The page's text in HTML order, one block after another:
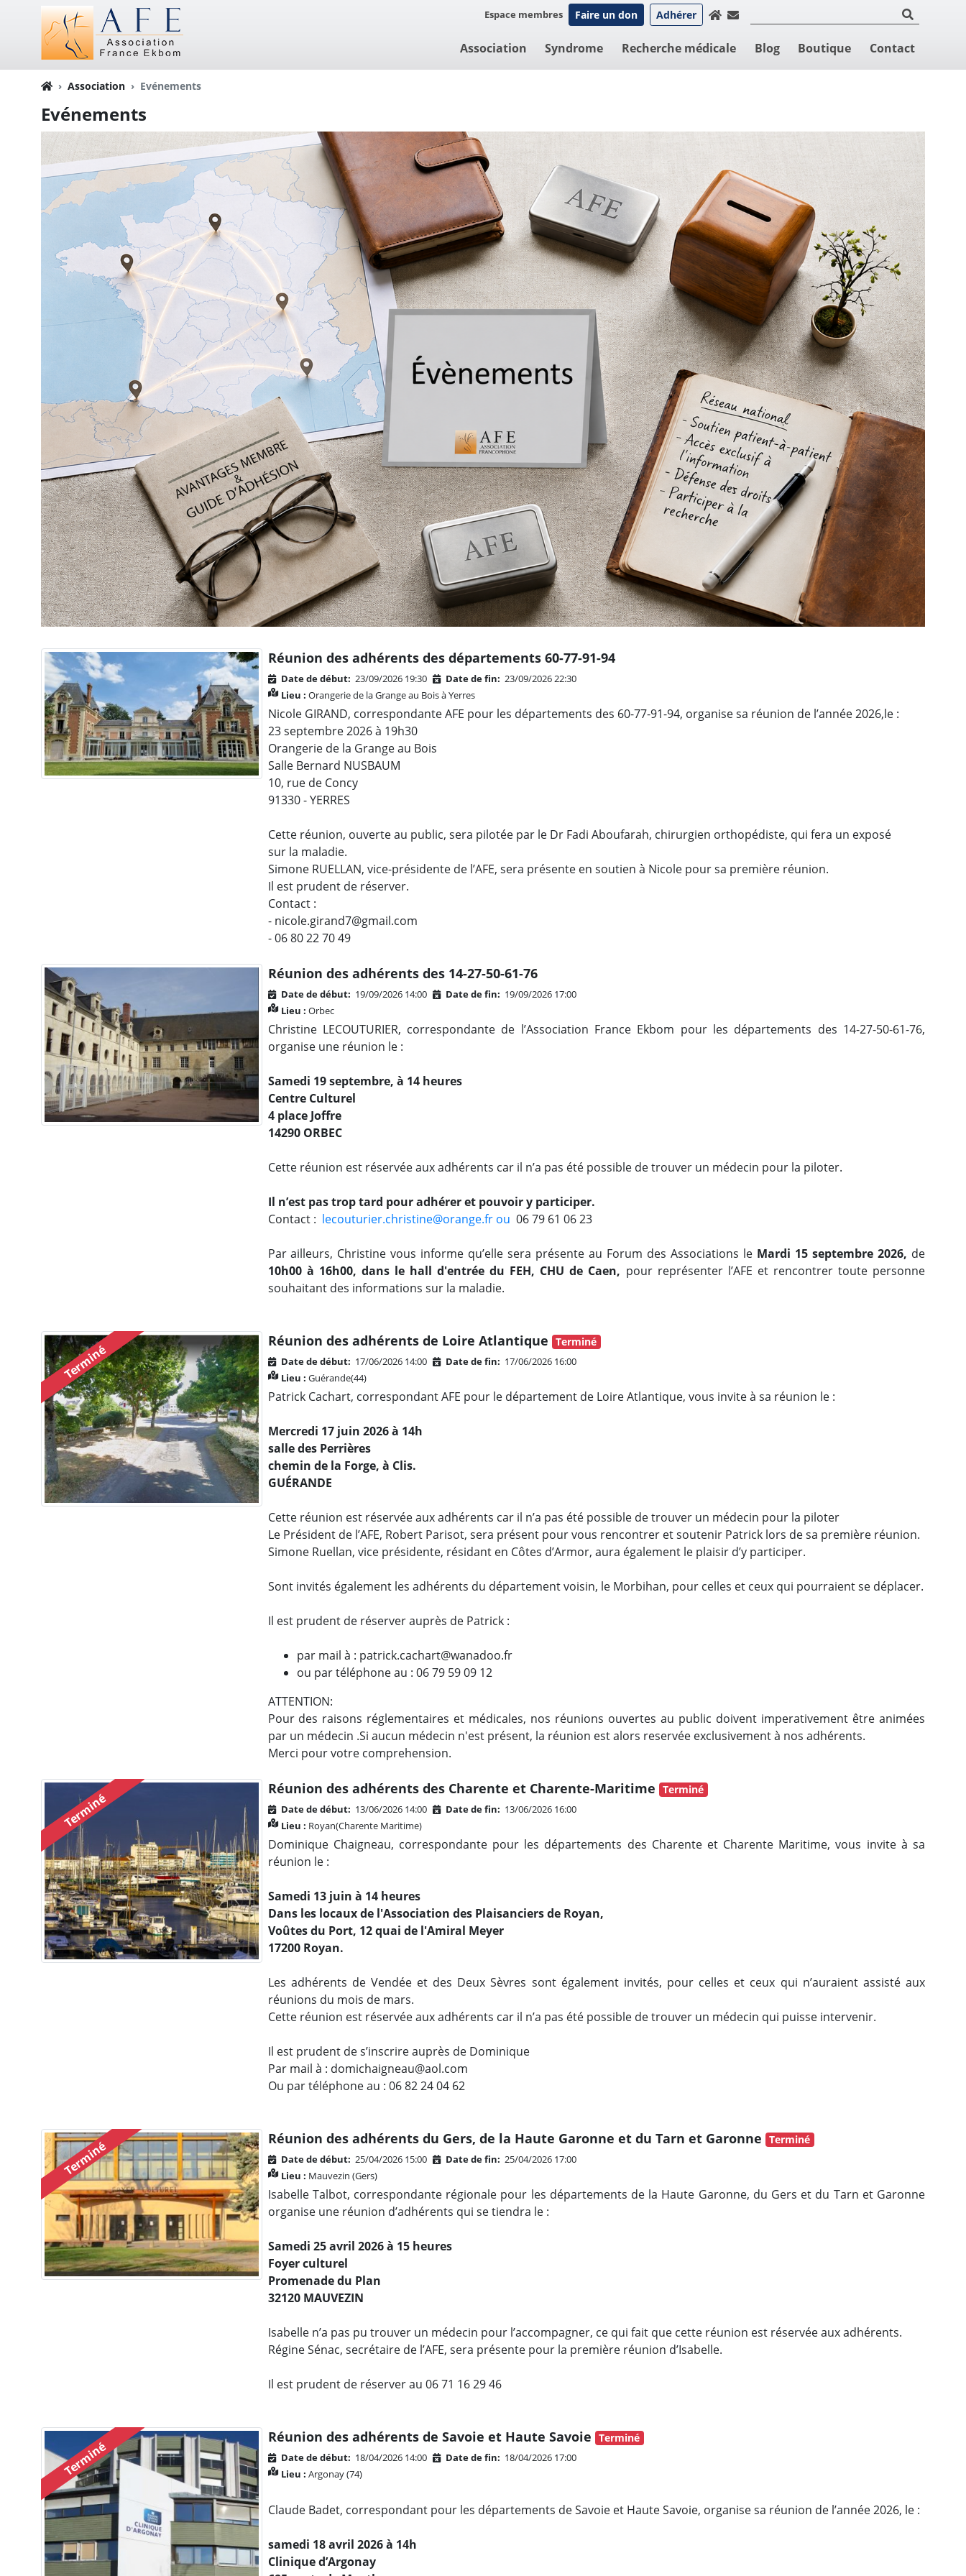
Espace membres Faire un don Adhérer
Association Syndrome Recherche médicale Blog Boutique Contact
Association Evénements
Evénements
Réunion des adhérents des départements 60-77-91-94
Date de début: 23/09/2026 19:30 Date de fin: 23/09/2026 22:30
Lieu : Orangerie de la Grange au Bois à Yerres
Nicole GIRAND, correspondante AFE pour les départements des 60-77-91-94, organise sa réunion de l’année 2026,le :
23 septembre 2026 à 19h30
Orangerie de la Grange au Bois
Salle Bernard NUSBAUM
10, rue de Concy
91330 - YERRES
Cette réunion, ouverte au public, sera pilotée par le Dr Fadi Aboufarah, chirurgien orthopédiste, qui fera un exposé
sur la maladie.
Simone RUELLAN, vice-présidente de l’AFE, sera présente en soutien à Nicole pour sa première réunion.
Il est prudent de réserver.
Contact :
- nicole.girand7@gmail.com
- 06 80 22 70 49
Réunion des adhérents des 14-27-50-61-76
Date de début: 19/09/2026 14:00 Date de fin: 19/09/2026 17:00
Lieu : Orbec
Christine LECOUTURIER, correspondante de l’Association France Ekbom pour les départements des 14-27-50-61-76,
organise une réunion le :
Samedi 19 septembre, à 14 heures
Centre Culturel
4 place Joffre
14290 ORBEC
Cette réunion est réservée aux adhérents car il n’a pas été possible de trouver un médecin pour la piloter.
Il n’est pas trop tard pour adhérer et pouvoir y participer.
Contact : lecouturier.christine@orange.fr ou 06 79 61 06 23
Par ailleurs, Christine vous informe qu’elle sera présente au Forum des Associations le Mardi 15 septembre 2026, de
10h00 à 16h00, dans le hall d'entrée du FEH, CHU de Caen, pour représenter l’AFE et rencontrer toute personne
souhaitant des informations sur la maladie.
Terminé
Réunion des adhérents de Loire Atlantique Terminé
Date de début: 17/06/2026 14:00 Date de fin: 17/06/2026 16:00
Lieu : Guérande(44)
Patrick Cachart, correspondant AFE pour le département de Loire Atlantique, vous invite à sa réunion le :
Mercredi 17 juin 2026 à 14h
salle des Perrières
chemin de la Forge, à Clis.
GUÉRANDE
Cette réunion est réservée aux adhérents car il n’a pas été possible de trouver un médecin pour la piloter
Le Président de l’AFE, Robert Parisot, sera présent pour vous rencontrer et soutenir Patrick lors de sa première réunion.
Simone Ruellan, vice présidente, résidant en Côtes d’Armor, aura également le plaisir d’y participer.
Sont invités également les adhérents du département voisin, le Morbihan, pour celles et ceux qui pourraient se déplacer.
Il est prudent de réserver auprès de Patrick :
par mail à : patrick.cachart@wanadoo.fr
ou par téléphone au : 06 79 59 09 12
ATTENTION:
Pour des raisons réglementaires et médicales, nos réunions ouvertes au public doivent imperativement être animées
par un médecin .Si aucun médecin n'est présent, la réunion est alors reservée exclusivement à nos adhérents.
Merci pour votre comprehension.
Terminé
Réunion des adhérents des Charente et Charente-Maritime Terminé
Date de début: 13/06/2026 14:00 Date de fin: 13/06/2026 16:00
Lieu : Royan(Charente Maritime)
Dominique Chaigneau, correspondante pour les départements des Charente et Charente Maritime, vous invite à sa
réunion le :
Samedi 13 juin à 14 heures
Dans les locaux de l'Association des Plaisanciers de Royan,
Voûtes du Port, 12 quai de l'Amiral Meyer
17200 Royan.
Les adhérents de Vendée et des Deux Sèvres sont également invités, pour celles et ceux qui n’auraient assisté aux
réunions du mois de mars.
Cette réunion est réservée aux adhérents car il n’a pas été possible de trouver un médecin qui puisse intervenir.
Il est prudent de s’inscrire auprès de Dominique
Par mail à : domichaigneau@aol.com
Ou par téléphone au : 06 82 24 04 62
Terminé
Réunion des adhérents du Gers, de la Haute Garonne et du Tarn et Garonne Terminé
Date de début: 25/04/2026 15:00 Date de fin: 25/04/2026 17:00
Lieu : Mauvezin (Gers)
Isabelle Talbot, correspondante régionale pour les départements de la Haute Garonne, du Gers et du Tarn et Garonne
organise une réunion d’adhérents qui se tiendra le :
Samedi 25 avril 2026 à 15 heures
Foyer culturel
Promenade du Plan
32120 MAUVEZIN
Isabelle n’a pas pu trouver un médecin pour l’accompagner, ce qui fait que cette réunion est réservée aux adhérents.
Régine Sénac, secrétaire de l’AFE, sera présente pour la première réunion d’Isabelle.
Il est prudent de réserver au 06 71 16 29 46
Terminé
Réunion des adhérents de Savoie et Haute Savoie Terminé
Date de début: 18/04/2026 14:00 Date de fin: 18/04/2026 17:00
Lieu : Argonay (74)
Claude Badet, correspondant pour les départements de Savoie et Haute Savoie, organise sa réunion de l’année 2026, le :
samedi 18 avril 2026 à 14h
Clinique d’Argonay